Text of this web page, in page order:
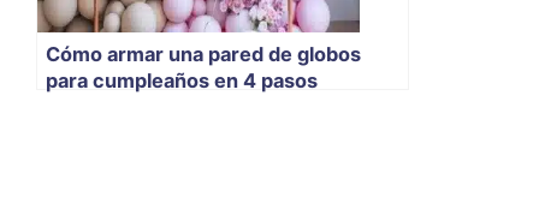
Cómo armar una pared de globos
para cumpleaños en 4 pasos